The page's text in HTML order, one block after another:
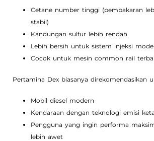
Cetane number tinggi (pembakaran
stabil)
Kandungan sulfur lebih rendah
Lebih bersih untuk sistem injeksi
Cocok untuk mesin common rail
Pertamina Dex biasanya direkomendasikan
Mobil diesel modern
Kendaraan dengan teknologi emisi
Pengguna yang ingin performa
lebih awet